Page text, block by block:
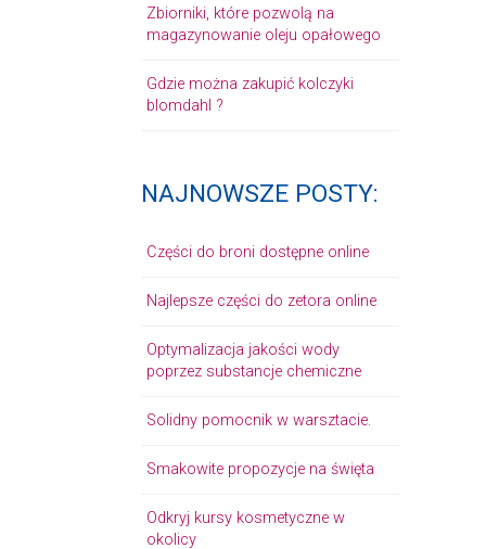
Zbiorniki, które pozwolą na
magazynowanie oleju opałowego
Gdzie można zakupić kolczyki
blomdahl ?
NAJNOWSZE POSTY:
Części do broni dostępne online
Najlepsze części do zetora online
Optymalizacja jakości wody
poprzez substancje chemiczne
Solidny pomocnik w warsztacie.
Smakowite propozycje na święta
Odkryj kursy kosmetyczne w
okolicy